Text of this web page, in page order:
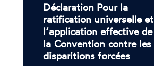
Déclaration Pour la
ratification universelle et
l’application effective de
la Convention contre les
disparitions forcées